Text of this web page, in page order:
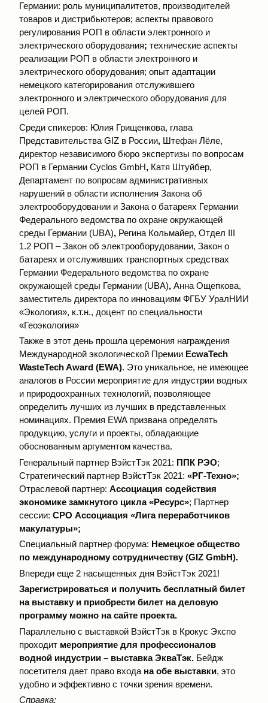
Германии: роль муниципалитетов, производителей
товаров и дистрибьютеров; аспекты правового
регулирования РОП в области электронного и
электрического оборудования; технические аспекты
реализации РОП в области электронного и
электрического оборудования; опыт адаптации
немецкого категорирования отслужившего
электронного и электрического оборудования для
целей РОП.
Среди спикеров: Юлия Грищенкова, глава
Представительства GIZ в России, Штефан Лёле,
директор независимого бюро экспертизы по вопросам
РОП в Германии Cyclos GmbH, Катя Штуйбер,
Департамент по вопросам административных
нарушений в области исполнения Закона об
электрооборудовании и Закона о батареях Германии
Федерального ведомства по охране окружающей
среды Германии (UBA), Регина Кольмайер, Отдел III
1.2 РОП – Закон об электрооборудовании, Закон о
батареях и отслуживших транспортных средствах
Германии Федерального ведомства по охране
окружающей среды Германии (UBA), Анна Ощепкова,
заместитель директора по инновациям ФГБУ УралНИИ
«Экология», к.т.н., доцент по специальности
«Геоэкология»
Также в этот день прошла церемония награждения
Международной экологической Премии EcwaTech
WasteTech Award (EWA). Это уникальное, не имеющее
аналогов в России мероприятие для индустрии водных
и природоохранных технологий, позволяющее
определить лучших из лучших в представленных
номинациях. Премия EWA призвана определять
продукцию, услуги и проекты, обладающие
обоснованным аргументом качества.
Генеральный партнер ВэйстТэк 2021: ППК РЭО;
Стратегический партнер ВэйстТэк 2021: «РГ-Техно»;
Отраслевой партнер: Ассоциация содействия
экономике замкнутого цикла «Ресурс»; Партнер
сессии: СРО Ассоциация «Лига переработчиков
макулатуры»;
Специальный партнер форума: Немецкое общество
по международному сотрудничеству (GIZ GmbH).
Впереди еще 2 насыщенных дня ВэйстТэк 2021!
Зарегистрироваться и получить бесплатный билет
на выставку и приобрести билет на деловую
программу можно на сайте проекта.
Параллельно с выставкой ВэйстТэк в Крокус Экспо
проходит мероприятие для профессионалов
водной индустрии – выставка ЭкваТэк. Бейдж
посетителя дает право входа на обе выставки, это
удобно и эффективно с точки зрения времени.
Справка: